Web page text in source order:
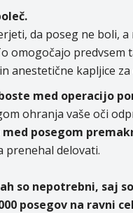
da poseg ne boli,
omogočajo predvsem
anestetične kapljice za
med operacijo
ohranja vaše oči
posegom
prenehal delovati.
so nepotrebni, saj
posegov na ravni